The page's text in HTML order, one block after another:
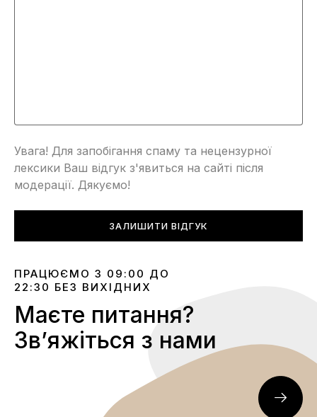
Увага! Для запобігання спаму та нецензурної
лексики Ваш відгук з'явиться на сайті після
модерації. Дякуємо!
ЗАЛИШИТИ ВІДГУК
ПРАЦЮЄМО З 09:00 ДО
22:30 БЕЗ ВИХІДНИХ
Маєте питання?
Звʼяжіться з нами